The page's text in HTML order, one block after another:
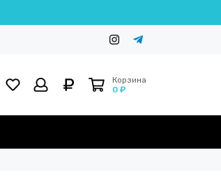
Корзина
0 ₽